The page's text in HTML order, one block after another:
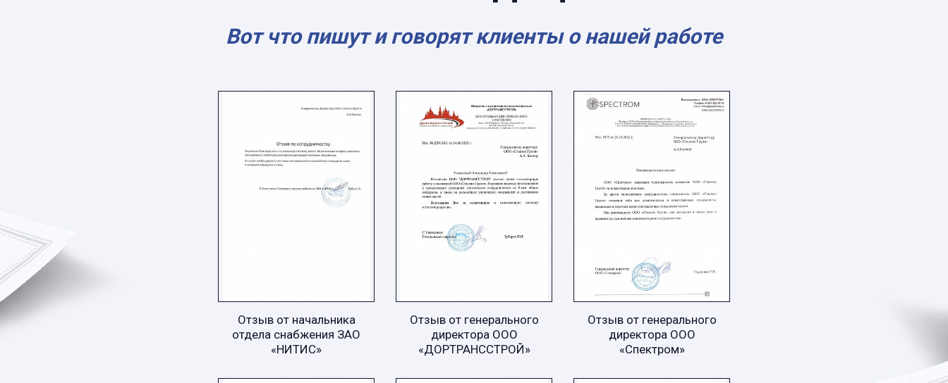
Вот что пишут и говорят клиенты о нашей работе
Отзыв от начальника
отдела снабжения ЗАО
«НИТИС»
Отзыв от генерального
директора ООО
«ДОРТРАНССТРОЙ»
Отзыв от генерального
директора ООО
«Спектром»